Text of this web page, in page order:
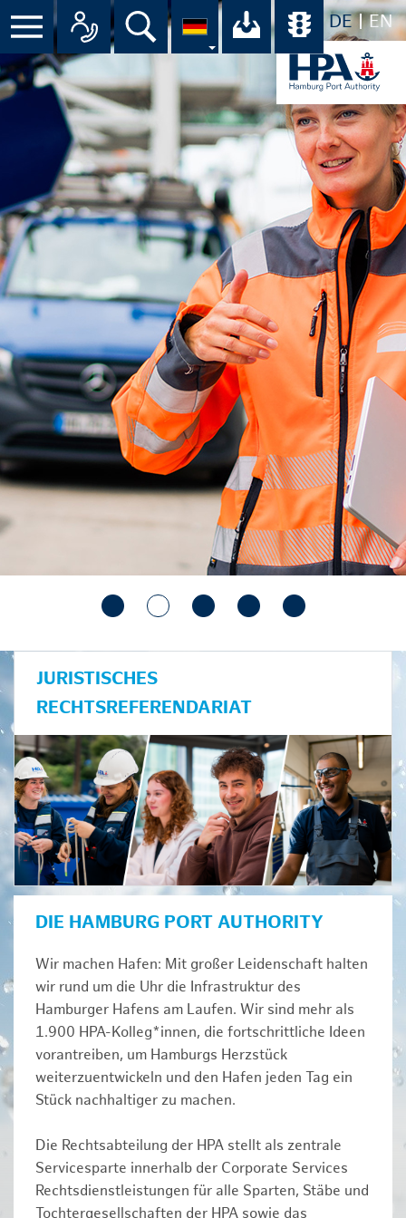
DE EN
Menü Alle Ansprechpartner im
Suche Ihr Download-
JURISTISCHES
RECHTSREFERENDARIAT
DIE HAMBURG PORT AUTHORITY
Wir machen Hafen: Mit großer Leidenschaft halten
wir rund um die Uhr die Infrastruktur des
Hamburger Hafens am Laufen. Wir sind mehr als
1.900 HPA-Kolleg*innen, die fortschrittliche Ideen
vorantreiben, um Hamburgs Herzstück
weiterzuentwickeln und den Hafen jeden Tag ein
Stück nachhaltiger zu machen.
Die Rechtsabteilung der HPA stellt als zentrale
Servicesparte innerhalb der Corporate Services
Rechtsdienstleistungen für alle Sparten, Stäbe und
Tochtergesellschaften der HPA sowie das